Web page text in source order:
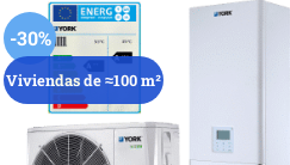
-30%
Viviendas de ≈100 m²